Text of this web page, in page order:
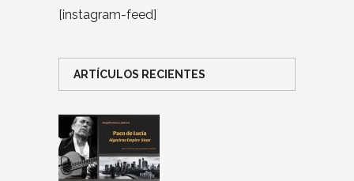
[instagram-feed]
ARTÍCULOS RECIENTES